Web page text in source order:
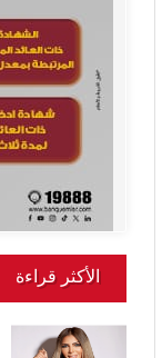
الأكثر قراءة